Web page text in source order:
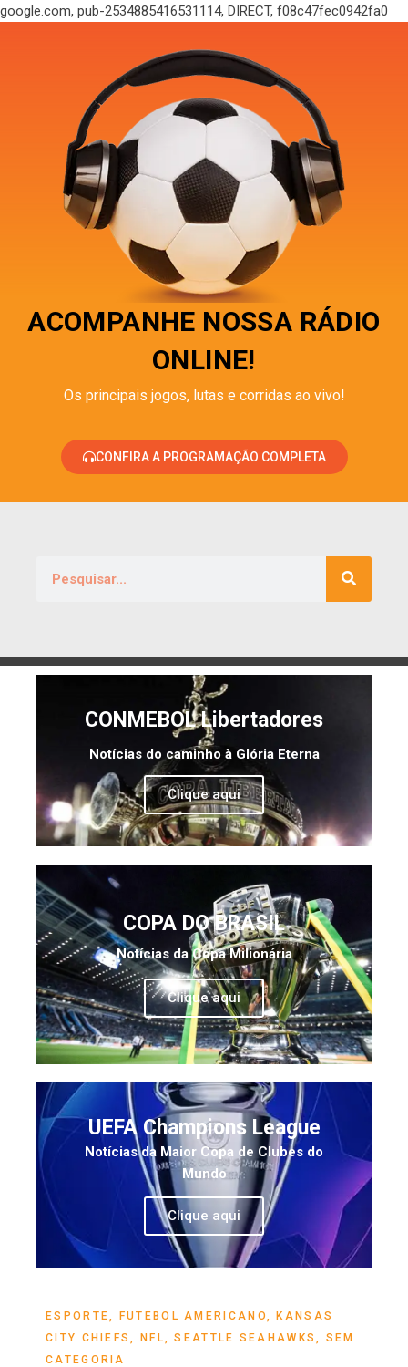
google.com, pub-2534885416531114, DIRECT, f08c47fec0942fa0
ACOMPANHE NOSSA RÁDIO
ONLINE!
Os principais jogos, lutas e corridas ao vivo!
CONFIRA A PROGRAMAÇÃO COMPLETA
CONMEBOL Libertadores
Notícias do caminho à Glória Eterna
Clique aqui
COPA DO BRASIL
Notícias da Copa Milionária
Clique aqui
UEFA Champions League
Notícias da Maior Copa de Clubes do
Mundo
Clique aqui
ESPORTE FUTEBOL AMERICANO ,KANSAS
CITY CHIEFS
NFL ,SEATTLE SEAHAWKS
SEM
CATEGORIA